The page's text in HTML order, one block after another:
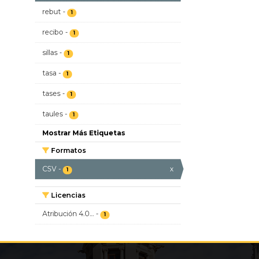
rebut - 1
recibo - 1
sillas - 1
tasa - 1
tases - 1
taules - 1
Mostrar Más Etiquetas
Formatos
CSV - 1 x
Licencias
Atribución 4.0... - 1